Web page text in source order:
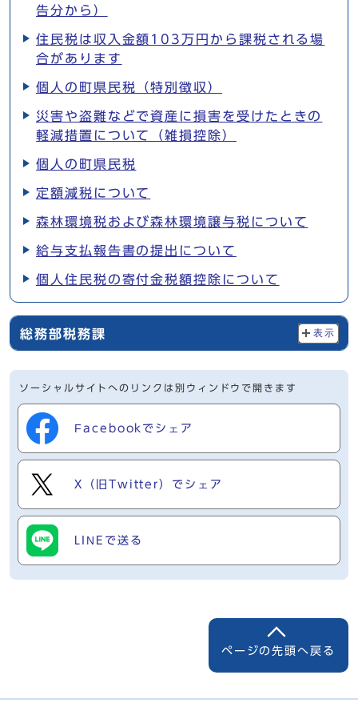
告分から）
住民税は収入金額103万円から課税される場
合があります
個人の町県民税（特別徴収）
災害や盗難などで資産に損害を受けたときの
軽減措置について（雑損控除）
個人の町県民税
定額減税について
森林環境税および森林環境譲与税について
給与支払報告書の提出について
個人住民税の寄付金税額控除について
総務部税務課 表示
ソーシャルサイトへのリンクは別ウィンドウで開きます
Facebookでシェア
X（旧Twitter）でシェア
LINEで送る
ページの先頭へ戻る